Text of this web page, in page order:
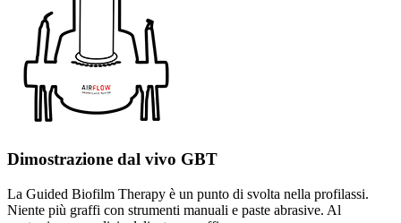
Dimostrazione dal vivo GBT
La Guided Biofilm Therapy è un punto di svolta nella profilassi.
Niente più graffi con strumenti manuali e paste abrasive. Al